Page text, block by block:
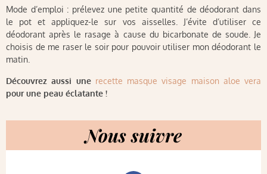
Mode d’emploi : prélevez une petite quantité de déodorant dans
le pot et appliquez-le sur vos aisselles. J’évite d’utiliser ce
déodorant après le rasage à cause du bicarbonate de soude. Je
choisis de me raser le soir pour pouvoir utiliser mon déodorant le
matin.
Découvrez aussi une recette masque visage maison aloe vera
pour une peau éclatante !
Nous suivre